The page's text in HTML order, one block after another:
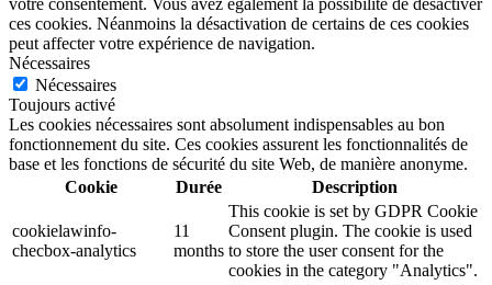
votre consentement. Vous avez également la possibilité de désactiver
ces cookies. Néanmoins la désactivation de certains de ces cookies
peut affecter votre expérience de navigation.
Nécessaires
Nécessaires
Toujours activé
Les cookies nécessaires sont absolument indispensables au bon
fonctionnement du site. Ces cookies assurent les fonctionnalités de
base et les fonctions de sécurité du site Web, de manière anonyme.
Cookie
Durée Description
cookielawinfo-
checbox-analytics
11
months
This cookie is set by GDPR Cookie
Consent plugin. The cookie is used
to store the user consent for the
cookies in the category "Analytics".